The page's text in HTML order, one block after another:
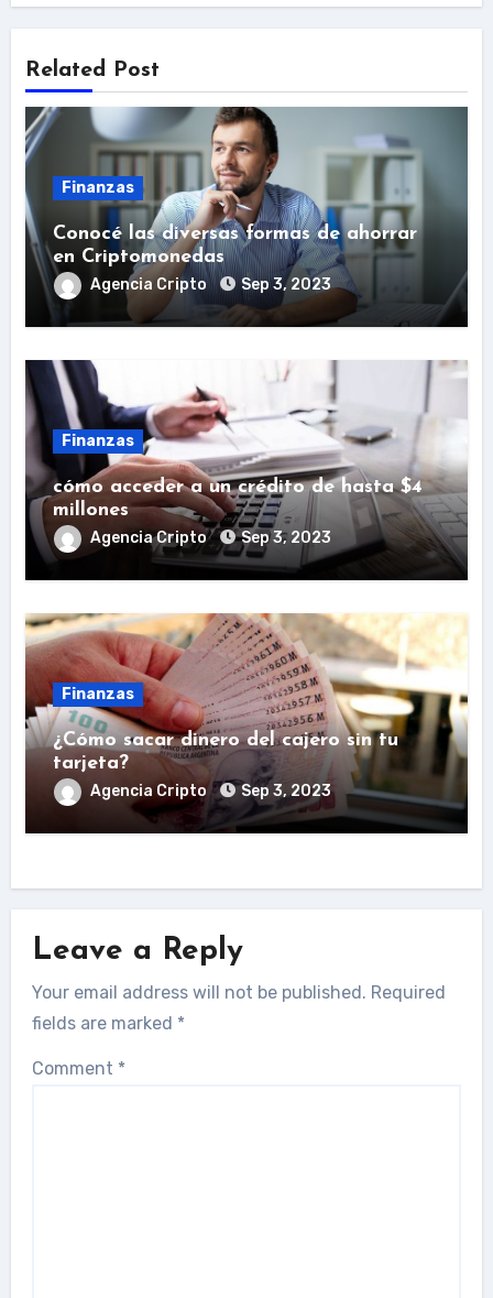
Related Post
Finanzas
Conocé las diversas formas de ahorrar
en Criptomonedas
Agencia Cripto Sep 3, 2023
Finanzas
cómo acceder a un crédito de hasta $4
millones
Agencia Cripto Sep 3, 2023
Finanzas
¿Cómo sacar dinero del cajero sin tu
tarjeta?
Agencia Cripto Sep 3, 2023
Leave a Reply
Your email address will not be published. Required
fields are marked *
Comment *